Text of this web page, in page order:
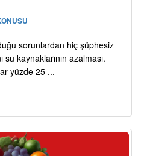
sorunlardan hiç şüphesiz
kaynaklarının azalması.
yüzde 25 ...